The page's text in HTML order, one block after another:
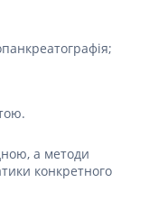
а методи
конкретного